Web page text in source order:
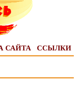
САЙТА ССЫЛКИ